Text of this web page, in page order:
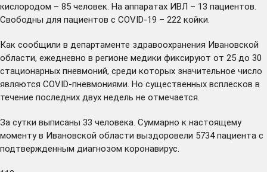
кислородом – 85 человек. На аппаратах ИВЛ – 13 пациентов.
Свободны для пациентов с COVID-19 – 222 койки.
Как сообщили в департаменте здравоохранения Ивановской
области, ежедневно в регионе медики фиксируют от 25 до 30
стационарных пневмоний, среди которых значительное число
являются COVID-пневмониями. Но существенных всплесков в
течение последних двух недель не отмечается.
За сутки выписаны 33 человека. Суммарно к настоящему
моменту в Ивановской области выздоровели 5734 пациента с
подтвержденным диагнозом коронавирус.